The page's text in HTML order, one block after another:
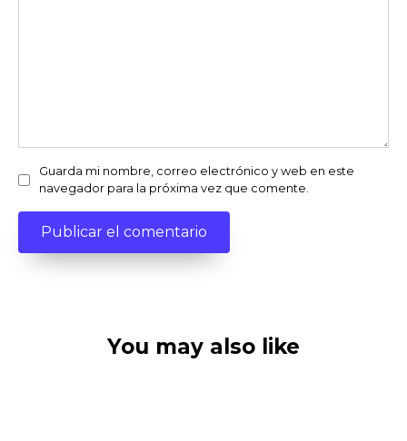
Guarda mi nombre, correo electrónico y web en este
navegador para la próxima vez que comente.
You may also like